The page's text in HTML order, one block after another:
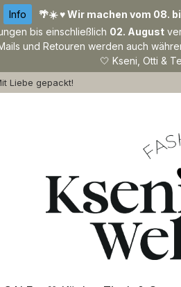
Info
🌴☀️ ♥ Wir machen vom 08.
bis einschließlich 02. August
und Retouren werden auch
🤍 Kseni, Otti &
Liebe gepackt!